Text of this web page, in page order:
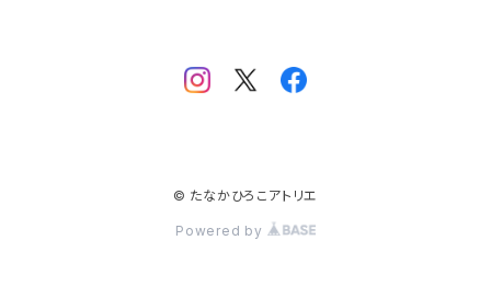
© たなかひろこアトリエ
Powered by